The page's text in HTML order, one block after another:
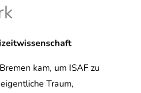
kam, um ISAF zu
Traum,